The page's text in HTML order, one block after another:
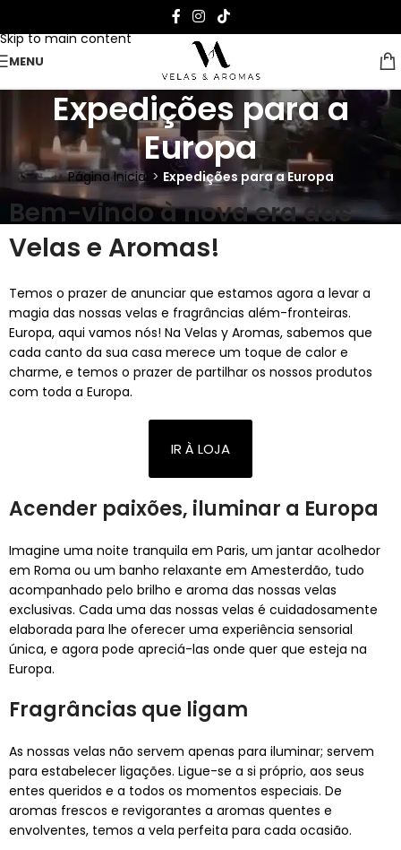
Skip to main content
MENU
Expedições para a
Europa
Página Inicial > Expedições para a Europa
Bem-vindo à nova era das
Velas e Aromas!
Temos o prazer de anunciar que estamos agora a levar a
magia das nossas velas e fragrâncias além-fronteiras.
Europa, aqui vamos nós! Na Velas y Aromas, sabemos que
cada canto da sua casa merece um toque de calor e
charme, e temos o prazer de partilhar os nossos produtos
com toda a Europa.
IR À LOJA
Acender paixões, iluminar a Europa
Imagine uma noite tranquila em Paris, um jantar acolhedor
em Roma ou um banho relaxante em Amesterdão, tudo
acompanhado pelo brilho e aroma das nossas velas
exclusivas. Cada uma das nossas velas é cuidadosamente
elaborada para lhe oferecer uma experiência sensorial
única, e agora pode apreciá-las onde quer que esteja na
Europa.
Fragrâncias que ligam
As nossas velas não servem apenas para iluminar; servem
para estabelecer ligações. Ligue-se a si próprio, aos seus
entes queridos e a todos os momentos especiais. De
aromas frescos e revigorantes a aromas quentes e
envolventes, temos a vela perfeita para cada ocasião.